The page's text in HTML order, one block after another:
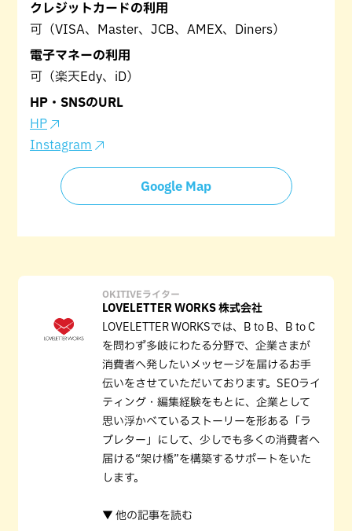
クレジットカードの利用
可（VISA、Master、JCB、AMEX、Diners）
電子マネーの利用
可（楽天Edy、iD）
HP・SNSのURL
HP
Instagram
Google Map
OKITIVEライター
LOVELETTER WORKS 株式会社
LOVELETTER WORKSでは、B to B、B to C
を問わず多岐にわたる分野で、企業さまが
消費者へ発したいメッセージを届けるお手
伝いをさせていただいております。SEOライ
ティング・編集経験をもとに、企業として
思い浮かべているストーリーを形ある「ラ
ブレター」にして、少しでも多くの消費者へ
届ける“架け橋”を構築するサポートをいた
します。
▼ 他の記事を読む